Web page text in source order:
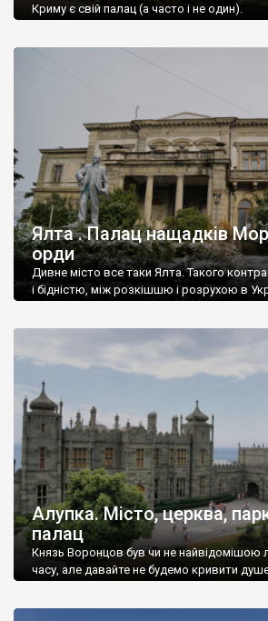
Криму є свій палац (а часто і не один).
Ялта . Палац нащадків
орди
Дивне місто все таки Ялта. Такого
і бідністю, між розкішшю і розрухою в
Алупка. Місто, церква,
палац
Князь Воронцов був чи не
часу, але давайте не будемо кривити